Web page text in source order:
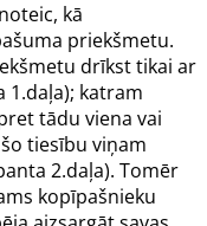
kā
priekšmetu.
drīkst tikai ar
1.daļa); katram
tādu viena vai
tiesību viņam
2.daļa). Tomēr
kopīpašnieku